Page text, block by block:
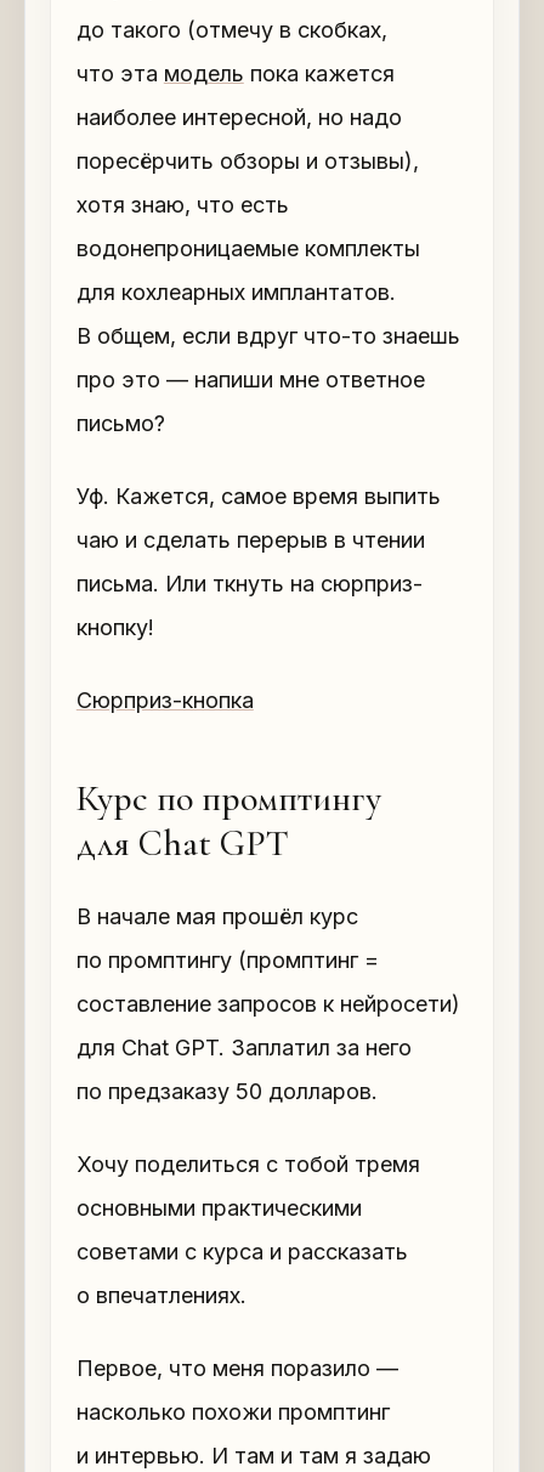
до такого (отмечу в скобках,
что эта модель пока кажется
наиболее интересной, но надо
поресёрчить обзоры и отзывы),
хотя знаю, что есть
водонепроницаемые комплекты
для кохлеарных имплантатов.
В общем, если вдруг что-то знаешь
про это — напиши мне ответное
письмо?
Уф. Кажется, самое время выпить
чаю и сделать перерыв в чтении
письма. Или ткнуть на сюрприз-
кнопку!
Сюрприз-кнопка
Курс по промптингу
для Chat GPT
В начале мая прошёл курс
по промптингу (промптинг =
составление запросов к нейросети)
для Chat GPT. Заплатил за него
по предзаказу 50 долларов.
Хочу поделиться с тобой тремя
основными практическими
советами с курса и рассказать
о впечатлениях.
Первое, что меня поразило —
насколько похожи промптинг
и интервью. И там и там я задаю